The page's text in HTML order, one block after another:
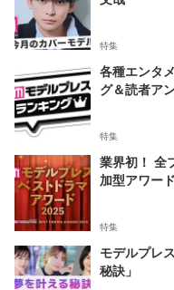
特集
各種エンタ
グ＆読者ア
特集
業界初！ 全
加型アワード
特集
モデルプレ
秘訣」